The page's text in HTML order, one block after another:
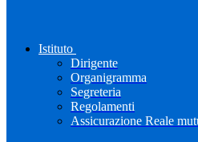
Istituto
Dirigente
Organigramma
Segreteria
Regolamenti
Assicurazione Reale